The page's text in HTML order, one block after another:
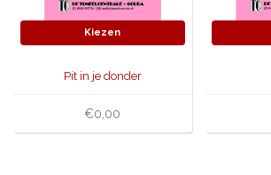
Kiezen
Pit in je donder
€0,00